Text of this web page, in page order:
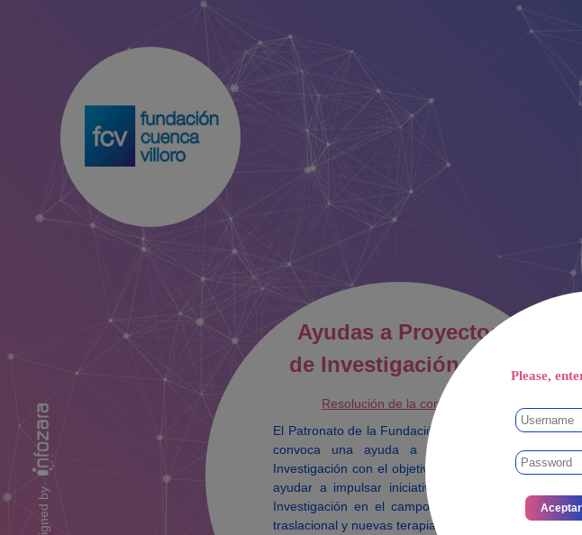
Ayudas a Proyectos
de Investigación FCV
Resolución de la concesión
El Patronato de la Fundación Cuenca Villoro
convoca una ayuda a un Proyecto de
Investigación con el objetivo de reconocer y
ayudar a impulsar iniciativas a Grupos de
Investigación en el campo de la oncología
traslacional y nuevas terapias.
Please,